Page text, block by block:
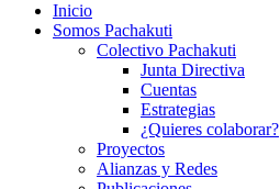
Inicio
Somos Pachakuti
Colectivo Pachakuti
Junta Directiva
Cuentas
Estrategias
¿Quieres colaborar?
Proyectos
Alianzas y Redes